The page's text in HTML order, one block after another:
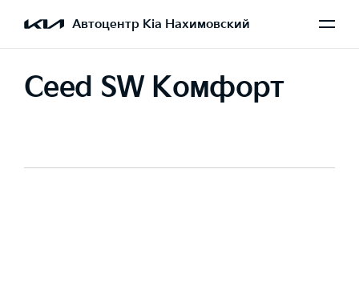
Автоцентр Kia Нахимовский
Ceed SW Комфорт